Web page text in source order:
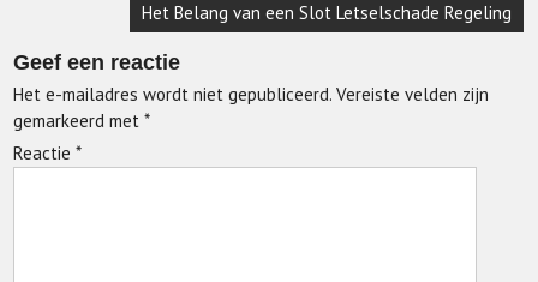
Het Belang van een Slot Letselschade Regeling
Geef een reactie
Het e-mailadres wordt niet gepubliceerd. Vereiste velden zijn
gemarkeerd met*
Reactie*